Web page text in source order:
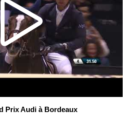
Prix Audi à Bordeaux